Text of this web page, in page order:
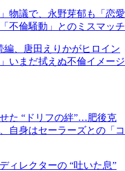
物議で、永野芽郁も「恋愛
不倫騒動」とのミスマッチ
編、唐田えりかがヒロイン
いまだ拭えぬ不倫イメージ
た “ドリフの絆”…肥後克
自身はセーラーズとの「コ
ィレクターの “吐いた息”